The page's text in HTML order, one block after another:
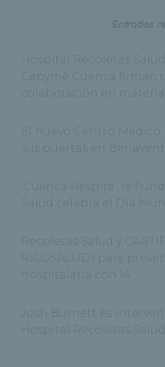
Hospital Recoletas Salud
Cepyme Cuenca firman
colaboración en
El nuevo Centro Médico
sus puertas en
‘Cuenca Respira’, la
Salud celebra el Día
Recoletas Salud y
RICOSALUD1 para
hospitalaria con IA
Josh Burnett es
Hospital Recoletas